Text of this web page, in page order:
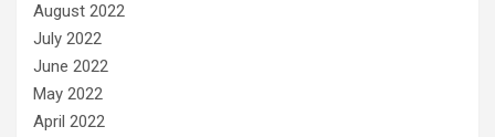
August 2022
July 2022
June 2022
May 2022
April 2022